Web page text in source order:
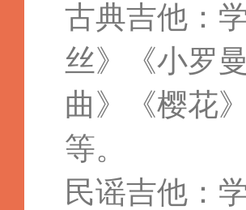
古典吉他：
丝》《小罗
曲》《樱花
等。
民谣吉他：